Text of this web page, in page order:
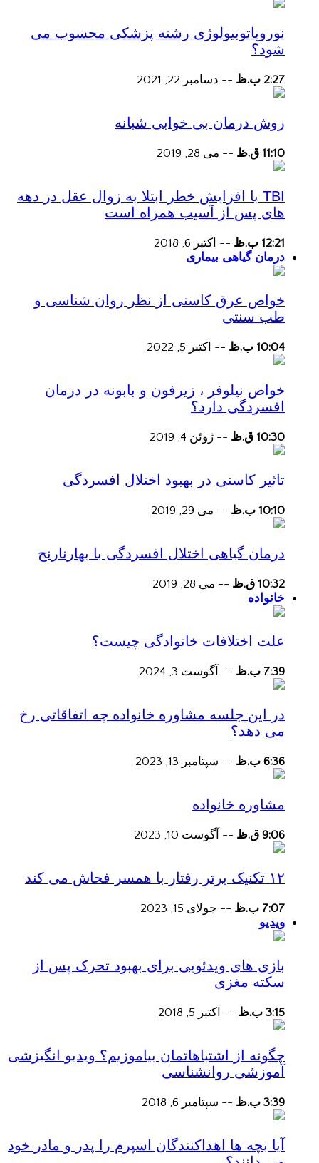
نوروپاتوبیولوژی رشته پزشکی محسوب می
شود؟
2:27 ب.ظ -- دسامبر 22, 2021
روش درمان بی خوابی شبانه
11:10 ق.ظ -- می 28, 2019
TBI با افزایش خطر ابتلا به زوال عقل در دهه
های پس از آسیب همراه است
12:21 ب.ظ -- اکتبر 6, 2018
درمان گیاهی بیماری
خواص عرق کاسنی از نظر روان شناسی و
طب سنتی
10:04 ب.ظ -- اکتبر 5, 2022
خواص نیلوفر ، زیرفون و بابونه در درمان
افسردگی دارد؟
10:30 ق.ظ -- ژوئن 4, 2019
تاثیر کاسنی در بهبود اختلال افسردگی
10:10 ب.ظ -- می 29, 2019
درمان گیاهی اختلال افسردگی با بهارنارنج
10:32 ق.ظ -- می 28, 2019
خانواده
علت اختلافات خانوادگی چیست؟
7:39 ب.ظ -- آگوست 3, 2024
در این جلسه مشاوره خانواده چه اتفاقاتی رخ
می دهد؟
6:36 ب.ظ -- سپتامبر 13, 2023
مشاوره خانواده
9:06 ق.ظ -- آگوست 10, 2023
۱۲ تکنیک برتر رفتار با همسر فحاش می کند
7:07 ب.ظ -- جولای 15, 2023
ویدیو
بازی های ویدئویی برای بهبود تحرک پس از
سکته مغزی
3:15 ب.ظ -- اکتبر 5, 2018
چگونه از اشتباهاتمان بیاموزیم؟ ویدیو انگیزشی
آموزشی روانشناسی
3:39 ب.ظ -- سپتامبر 6, 2018
آیا بچه ها اهداکنندگان اسپرم را پدر و مادر خود